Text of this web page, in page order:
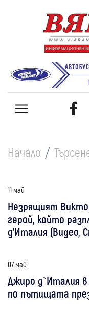
Начало
11 май
Незрящият
герой, който
д’Италия (Видео,
07 май
Джиро д`Италия в
по пътищата